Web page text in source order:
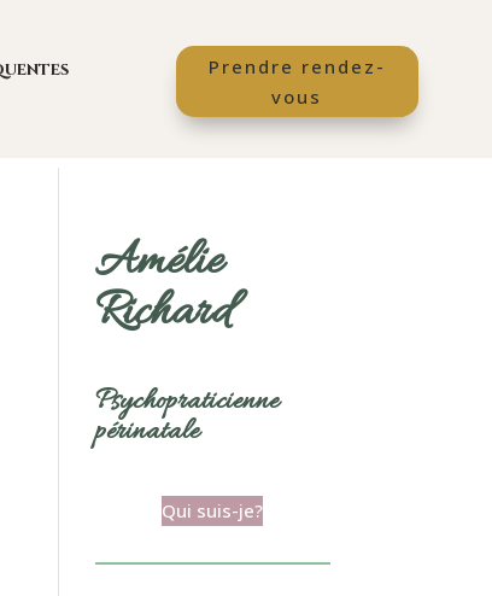
Prendre rendez-
vous
Amélie
Richard
Psychopraticienne
périnatale
Qui suis-je?